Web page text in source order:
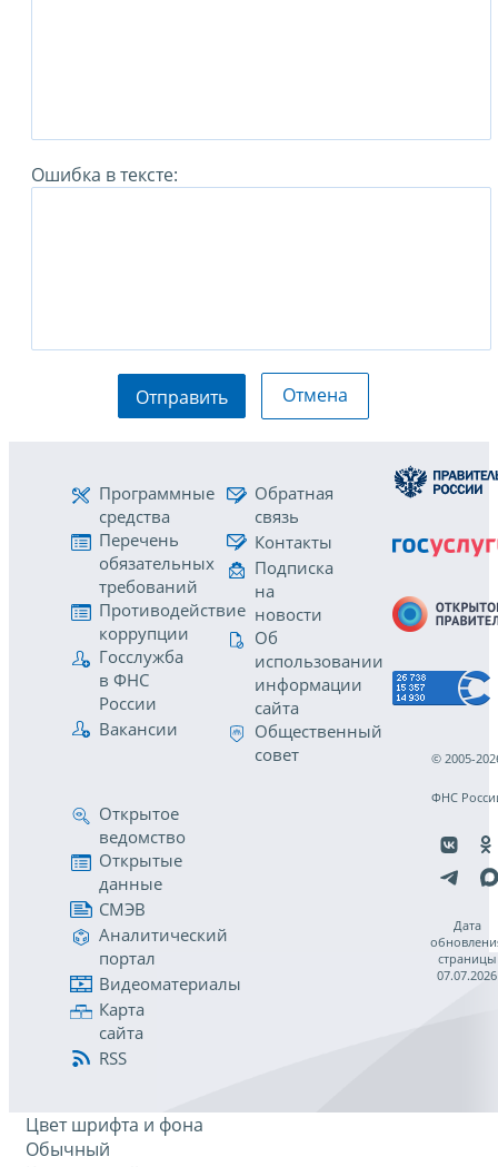
Ошибка в тексте:
Отправить Отмена
Программные
средства
Перечень
обязательных
требований
Противодействие
коррупции
Госслужба
в ФНС
России
Вакансии
Обратная
связь
Контакты
Подписка
на
новости
Об
использовании
информации
сайта
Общественный
совет
Открытое
ведомство
Открытые
данные
СМЭВ
Аналитический
портал
Видеоматериалы
Карта
сайта
RSS
© 2005-
ФНС
Дата
страницы
07.07.2026
Цвет шрифта и фона
Обычный